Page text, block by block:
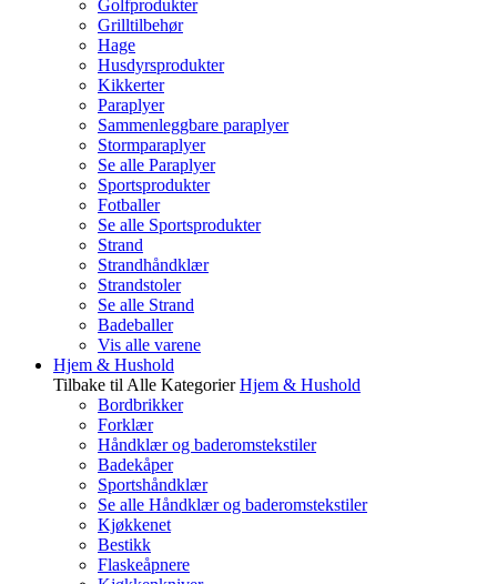
Golfprodukter
Grilltilbehør
Hage
Husdyrsprodukter
Kikkerter
Paraplyer
Sammenleggbare paraplyer
Stormparaplyer
Se alle Paraplyer
Sportsprodukter
Fotballer
Se alle Sportsprodukter
Strand
Strandhåndklær
Strandstoler
Se alle Strand
Badeballer
Vis alle varene
Hjem & Hushold
Tilbake til Alle Kategorier Hjem & Hushold
Bordbrikker
Forklær
Håndklær og baderomstekstiler
Badekåper
Sportshåndklær
Se alle Håndklær og baderomstekstiler
Kjøkkenet
Bestikk
Flaskeåpnere